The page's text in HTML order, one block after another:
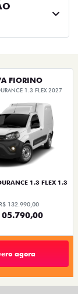
FIORINO
1.3 FLEX 2027
1.3 FLEX 1.3
132.990,00
agora